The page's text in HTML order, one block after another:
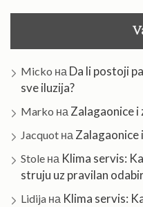
Micko на Da li postoji
sve iluzija?
Marko на Zalagaonice
Jacquot на Zalagaonice
Stole на Klima servis:
struju uz pravilan
Lidija на Klima servis: